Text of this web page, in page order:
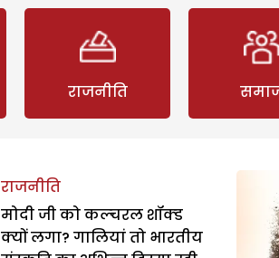
राजनीति
राजनीति
मोदी जी को कल्चरल शॉक्ड
क्यों लगा? गालियां तो भारतीय